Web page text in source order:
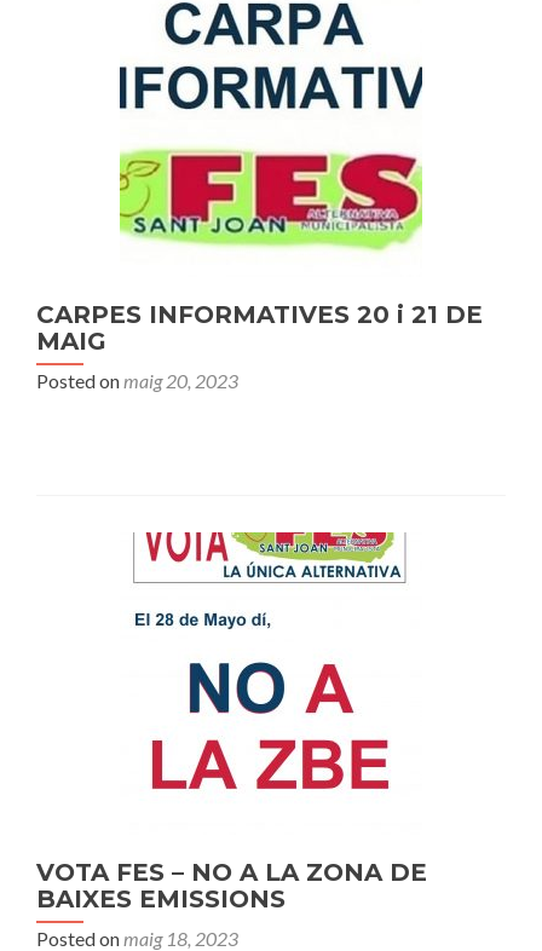
CARPES INFORMATIVES 20 i 21 DE
MAIG
Posted onmaig 20, 2023
VOTA FES – NO A LA ZONA DE
BAIXES EMISSIONS
Posted onmaig 18, 2023